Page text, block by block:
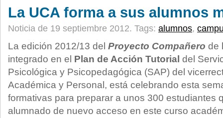
La UCA forma a sus alumnos
Noticia de 19 septiembre 2012. Tags: alumnos,
La edición 2012/13 del Proyecto Compañero de
integrado en el Plan de Acción Tutorial del
Psicológica y Psicopedagógica (SAP) del
Académica y Personal, está celebrando esta
formativas para preparar a unos 300 estudiantes
alumnado de nuevo acceso en este curso